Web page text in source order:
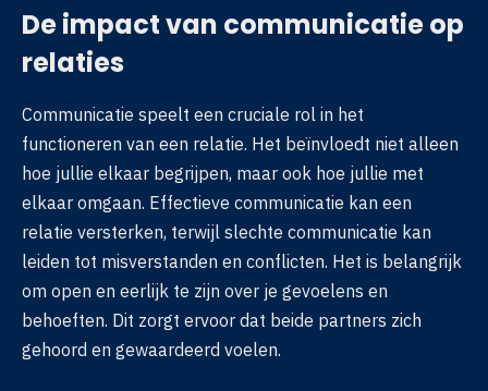
De impact van communicatie op
relaties
Communicatie speelt een cruciale rol in het
functioneren van een relatie. Het beïnvloedt niet alleen
hoe jullie elkaar begrijpen, maar ook hoe jullie met
elkaar omgaan. Effectieve communicatie kan een
relatie versterken, terwijl slechte communicatie kan
leiden tot misverstanden en conflicten. Het is belangrijk
om open en eerlijk te zijn over je gevoelens en
behoeften. Dit zorgt ervoor dat beide partners zich
gehoord en gewaardeerd voelen.